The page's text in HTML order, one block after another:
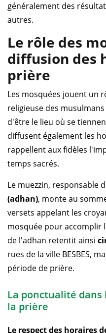
généralement des
autres.
Le rôle des
diffusion des
prière
Les mosquées jouent un
religieuse des musulmans
d'être le lieu où se
diffusent également les
rappellent aux fidèles
temps sacrés.
Le muezzin, responsable
(adhan), monte au
versets appelant les
mosquée pour accomplir
de l'adhan retentit ainsi
rues de la ville BESBES,
période de prière.
La ponctualité
la prière
Le respect des horaires